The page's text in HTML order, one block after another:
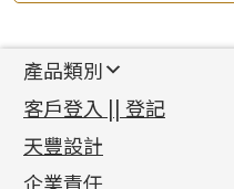
產品類別
新產品
足金系列
足金配件
機織鏈系列
珠仔鏈
首飾配件
客戶登入 || 登記
天豐設計
企業責任